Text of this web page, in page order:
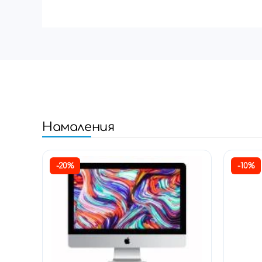
Намаления
-20% -10%